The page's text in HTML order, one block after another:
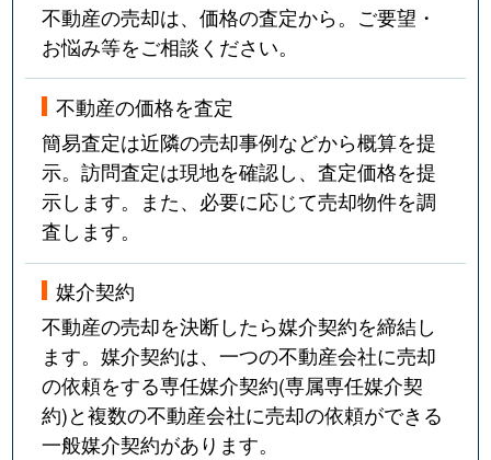
不動産の売却は、価格の査定から。ご要望・
お悩み等をご相談ください。
不動産の価格を査定
簡易査定は近隣の売却事例などから概算を提
示。訪問査定は現地を確認し、査定価格を提
示します。また、必要に応じて売却物件を調
査します。
媒介契約
不動産の売却を決断したら媒介契約を締結し
ます。媒介契約は、一つの不動産会社に売却
の依頼をする専任媒介契約(専属専任媒介契
約)と複数の不動産会社に売却の依頼ができる
一般媒介契約があります。